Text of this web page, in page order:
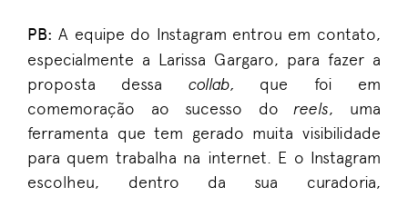
PB:A equipe do Instagram entrou em contato,
especialmente a Larissa Gargaro, para fazer a
proposta dessa collab, que foi em
comemoração ao sucesso do
reels, uma
ferramenta que tem gerado muita visibilidade
para quem trabalha na internet. E o Instagram
escolheu, dentro da sua curadoria,